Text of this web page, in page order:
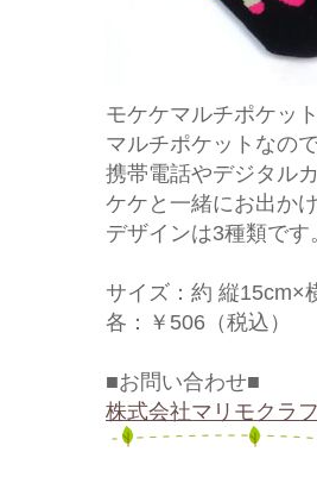
モケケマルチポケッ
マルチポケットなの
携帯電話やデジタル
ケケと一緒にお出か
デザインは3種類です
サイズ：約 縦15cm×
各：￥506（税込）
■お問い合わせ■
株式会社マリモクラ